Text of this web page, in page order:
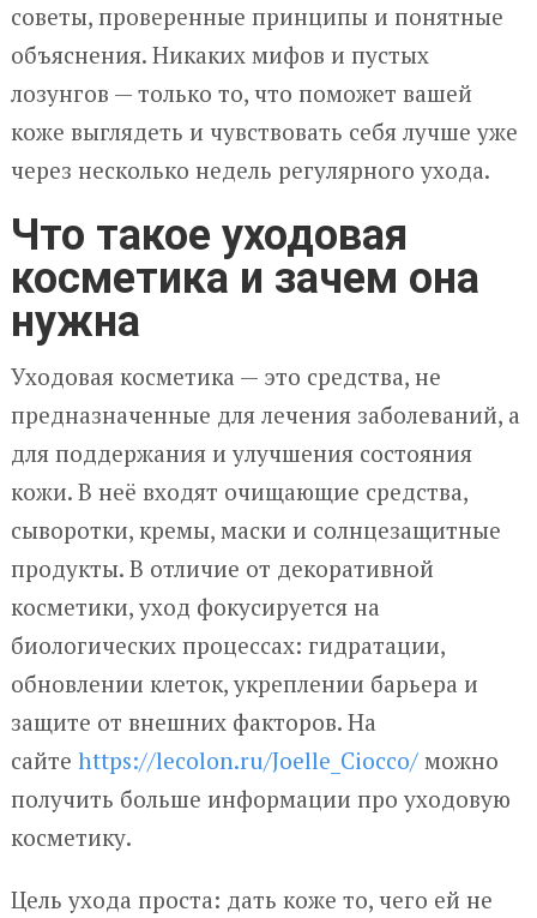
советы, проверенные принципы и понятные
объяснения. Никаких мифов и пустых
лозунгов — только то, что поможет вашей
коже выглядеть и чувствовать себя лучше уже
через несколько недель регулярного ухода.
Что такое уходовая
косметика и зачем она
нужна
Уходовая косметика — это средства, не
предназначенные для лечения заболеваний, а
для поддержания и улучшения состояния
кожи. В неё входят очищающие средства,
сыворотки, кремы, маски и солнцезащитные
продукты. В отличие от декоративной
косметики, уход фокусируется на
биологических процессах: гидратации,
обновлении клеток, укреплении барьера и
защите от внешних факторов. На
сайте https://lecolon.ru/Joelle_Ciocco/можно
получить больше информации про уходовую
косметику.
Цель ухода проста: дать коже то, чего ей не